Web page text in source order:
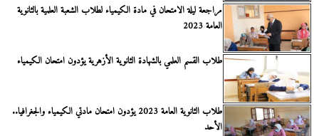
مراجعة ليلة الامتحان في مادة الكيمياء لطلاب الشعبة العلمية بالثانوية
العامة 2023
طلاب القسم العلمي بالشهادة الثانوية الأزهرية يؤدون امتحان الكيمياء
طلاب الثانوية العامة 2023 يؤدون امتحان مادتي الكيمياء والجغرافيا..
الأحد